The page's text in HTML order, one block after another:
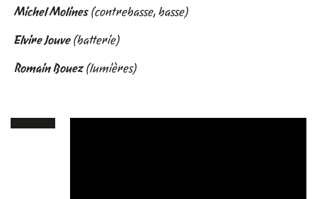
Michel Molines (contrebasse, basse)
Elvire Jouve (batterie)
Romain Bouez(lumières)